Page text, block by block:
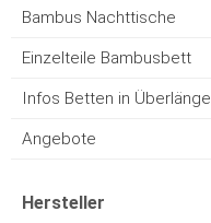
Bambus Nachttische
Einzelteile Bambusbett
Infos Betten in Überlänge
Angebote
Hersteller